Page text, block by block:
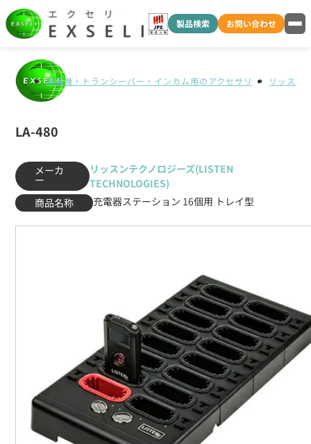
製品検索 お問い合わせ
無線機・トランシーバー・インカム用のアクセサリ リッスン
LA-480
メーカ
ー
リッスンテクノロジーズ(LISTEN
TECHNOLOGIES)
商品名称
充電器ステーション 16個用 トレイ型